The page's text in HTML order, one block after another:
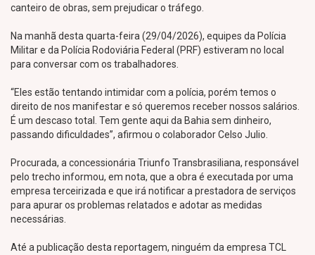
canteiro de obras, sem prejudicar o tráfego.
Na manhã desta quarta-feira (29/04/2026), equipes da Polícia
Militar e da Polícia Rodoviária Federal (PRF) estiveram no local
para conversar com os trabalhadores.
“Eles estão tentando intimidar com a polícia, porém temos o
direito de nos manifestar e só queremos receber nossos salários.
É um descaso total. Tem gente aqui da Bahia sem dinheiro,
passando dificuldades”, afirmou o colaborador Celso Julio.
Procurada, a concessionária Triunfo Transbrasiliana, responsável
pelo trecho informou, em nota, que a obra é executada por uma
empresa terceirizada e que irá notificar a prestadora de serviços
para apurar os problemas relatados e adotar as medidas
necessárias.
Até a publicação desta reportagem, ninguém da empresa TCL